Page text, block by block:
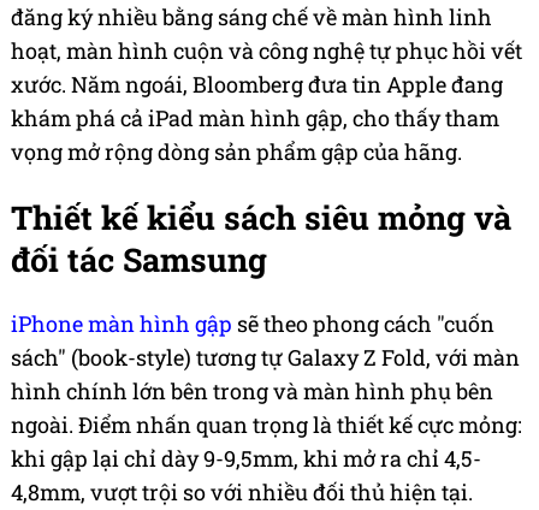
đăng ký nhiều bằng sáng chế về màn hình linh
hoạt, màn hình cuộn và công nghệ tự phục hồi vết
xước. Năm ngoái, Bloomberg đưa tin Apple đang
khám phá cả iPad màn hình gập, cho thấy tham
vọng mở rộng dòng sản phẩm gập của hãng.
Thiết kế kiểu sách siêu mỏng và
đối tác Samsung
iPhone màn hình gập sẽ theo phong cách "cuốn
sách" (book-style) tương tự Galaxy Z Fold, với màn
hình chính lớn bên trong và màn hình phụ bên
ngoài. Điểm nhấn quan trọng là thiết kế cực mỏng:
khi gập lại chỉ dày 9-9,5mm, khi mở ra chỉ 4,5-
4,8mm, vượt trội so với nhiều đối thủ hiện tại.